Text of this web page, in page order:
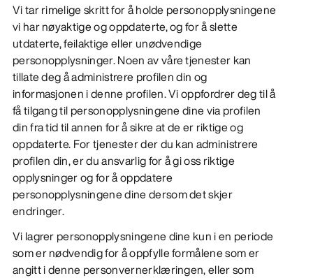
Vi tar rimelige skritt for å holde personopplysningene
vi har nøyaktige og oppdaterte, og for å slette
utdaterte, feilaktige eller unødvendige
personopplysninger. Noen av våre tjenester kan
tillate deg å administrere profilen din og
informasjonen i denne profilen. Vi oppfordrer deg til å
få tilgang til personopplysningene dine via profilen
din fra tid til annen for å sikre at de er riktige og
oppdaterte. For tjenester der du kan administrere
profilen din, er du ansvarlig for å gi oss riktige
opplysninger og for å oppdatere
personopplysningene dine dersom det skjer
endringer.
Vi lagrer personopplysningene dine kun i en periode
som er nødvendig for å oppfylle formålene som er
angitt i denne personvernerklæringen, eller som